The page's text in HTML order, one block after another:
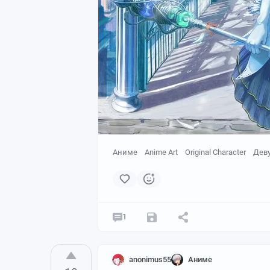
Аниме Anime Art Original Character
1
anonimus55 Аниме